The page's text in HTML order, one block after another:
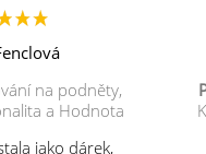
na podněty,
a Hodnota
jako dárek,